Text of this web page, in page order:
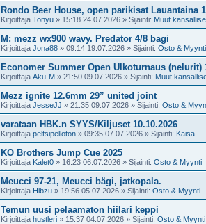
Rondo Beer House, open parikisat Lauantaina
Kirjoittaja Tonyu » 15:18 24.07.2026 » Sijainti: Muut
M: mezz wx900 wavy. Predator 4/8 bagi
Kirjoittaja Jona88 » 09:14 19.07.2026 » Sijainti: Osto & Myynti
Economer Summer Open Ulkoturnaus (nelurit)
Kirjoittaja Aku-M » 21:50 09.07.2026 » Sijainti: Muut
Mezz ignite 12.6mm 29” united joint
Kirjoittaja JesseJJ » 21:35 09.07.2026 » Sijainti: Osto &
varataan HBK.n SYYS/Kiljuset 10.10.2026
Kirjoittaja peltsipelloton » 09:35 07.07.2026 » Sijainti: Kaisa
KO Brothers Jump Cue 2025
Kirjoittaja Kalet0 » 16:23 06.07.2026 » Sijainti: Osto & Myynti
Meucci 97-21, Meucci bägi, jatkopala.
Kirjoittaja Hibzu » 19:56 05.07.2026 » Sijainti: Osto & Myynti
Temun uusi pelaamaton hiilari keppi
Kirjoittaja hustleri » 15:37 04.07.2026 » Sijainti: Osto & Myynti